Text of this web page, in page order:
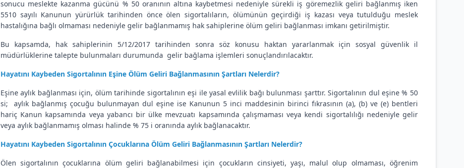
sonucu meslekte kazanma gücünü % 50 oranının altına kaybetmesi nedeniyle sürekli iş göremezlik geliri bağlanmış iken
5510 sayılı Kanunun yürürlük tarihinden önce ölen sigortalıların, ölümünün geçirdiği iş kazası veya tutulduğu meslek
hastalığına bağlı olmaması nedeniyle gelir bağlanmamış hak sahiplerine ölüm geliri bağlanması imkanı getirilmiştir.
Bu kapsamda, hak sahiplerinin 5/12/2017 tarihinden sonra söz konusu haktan yararlanmak için sosyal güvenlik il
müdürlüklerine talepte bulunmaları durumunda gelir bağlama işlemleri sonuçlandırılacaktır.
Hayatını Kaybeden Sigortalının Eşine Ölüm Geliri Bağlanmasının Şartları Nelerdir?
Eşine aylık bağlanması için, ölüm tarihinde sigortalının eşi ile yasal evlilik bağı bulunması şarttır. Sigortalının dul eşine % 50
si; aylık bağlanmış çocuğu bulunmayan dul eşine ise Kanunun 5 inci maddesinin birinci fıkrasının (a), (b) ve (e) bentleri
hariç Kanun kapsamında veya yabancı bir ülke mevzuatı kapsamında çalışmaması veya kendi sigortalılığı nedeniyle gelir
veya aylık bağlanmamış olması halinde % 75 i oranında aylık bağlanacaktır.
Hayatını Kaybeden Sigortalının Çocuklarına Ölüm Geliri Bağlanmasının Şartları Nelerdir?
Ölen sigortalının çocuklarına ölüm geliri bağlanabilmesi için çocukların cinsiyeti, yaşı, malul olup olmaması, öğrenim